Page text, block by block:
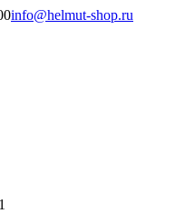
info@helmut-shop.ru